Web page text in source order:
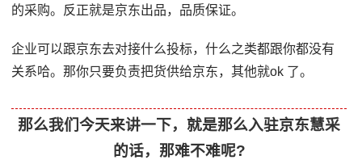
的采购。反正就是京东出品，品质保证。
企业可以跟京东去对接什么投标，什么之类都跟你都没有
关系哈。那你只要负责把货供给京东，其他就ok 了。
那么我们今天来讲一下，就是那么入驻京东慧采
的话，那难不难呢?